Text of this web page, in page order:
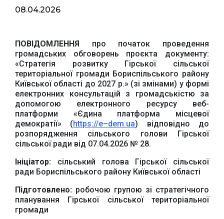
08.04.2026
ПОВІДОМЛЕННЯ про початок проведення
громадських обговорень проєкта документу:
«Стратегія розвитку Гірської сільської
територіальної громади Бориспільського району
Київської області до 2027 р.» (зі змінами) у формі
електронних консультацій з громадськістю за
допомогою електронного ресурсу веб-
платформи «Єдина платформа місцевої
демократії» (https://e–dem.ua) відповідно до
розпорядження сільського голови Гірської
сільської ради від 07.04.2026 № 28.
Ініціатор: сільський голова Гірської сільської
ради Бориспільського району Київської області
Підготовлено: робочою групою зі стратегічного
планування Гірської сільської територіальної
громади